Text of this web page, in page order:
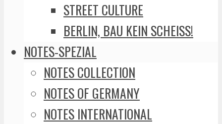
STREET CULTURE
BERLIN, BAU KEIN SCHEISS!
NOTES-SPEZIAL
NOTES COLLECTION
NOTES OF GERMANY
NOTES INTERNATIONAL